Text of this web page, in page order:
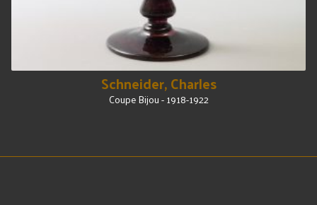
Schneider, Charles
Coupe Bijou - 1918-1922